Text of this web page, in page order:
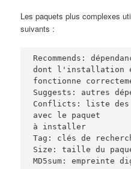
Les paquets plus complexes
suivants :
Recommends:
dont l'installation
fonctionne
Suggests: autres
Conflicts: liste des
avec le paquet
à installer
Tag: clés de
Size: taille du
MD5sum: empreinte